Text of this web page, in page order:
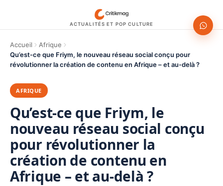
ACTUALITÉS ET POP CULTURE
Accueil
Afrique
Qu’est-ce que Friym, le nouveau réseau social conçu pour
révolutionner la création de contenu en Afrique – et au-delà ?
AFRIQUE
Qu’est-ce que Friym, le
nouveau réseau social conçu
pour révolutionner la
création de contenu en
Afrique – et au-delà ?